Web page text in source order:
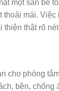
một sàn bê
thoải mái. Việc
thiện thật rõ
cho phòng
bền, chống